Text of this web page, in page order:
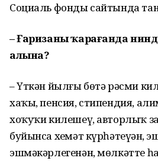
Социаль фонды сайтында
– Ғаризаны ҡарағанда
алына?
– Үткән йылғы бөтә рәсми
хаҡы, пенсия, стипендия,
хоҡуҡи килешеү, авторлыҡ
буйынса хеҙмәт
эшмәкәрлегенән, мөлкәтте